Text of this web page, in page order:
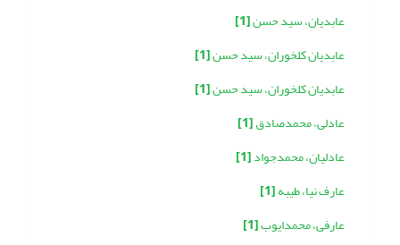
عابدیان، سید حسن[1]
عابدیان کلخوران، سید حسن[1]
عابدیان کلخوران، سید حسن[1]
عادلی، محمدصادق[1]
عادلیان، محمدجواد[1]
عارف نیا، طیبه[1]
عارفی، محمدایوب[1]